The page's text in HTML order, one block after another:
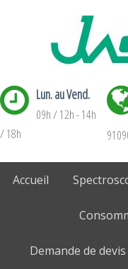
Lun. au Vend.
09h / 12h - 14h
/ 18h
Accueil
Demande de